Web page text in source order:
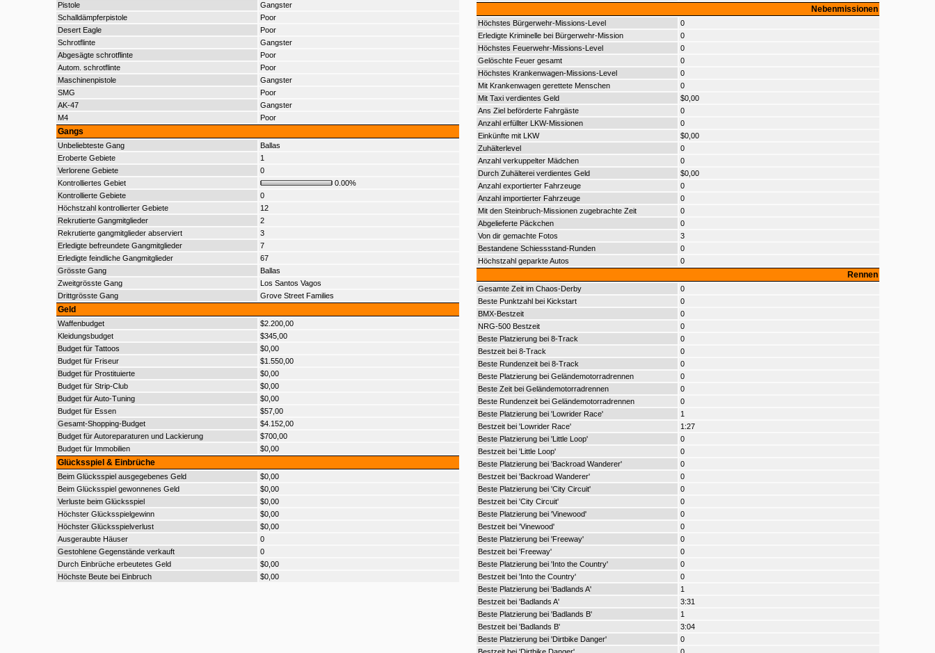
Pistole
Gangster
Schalldämpferpistole
Poor
Desert Eagle
Poor
Schrotflinte
Gangster
Abgesägte schrotflinte
Poor
Autom. schrotflinte
Poor
Maschinenpistole
Gangster
SMG
Poor
AK-47
Gangster
M4
Poor
Gangs
Unbeliebteste Gang
Ballas
Eroberte Gebiete
1
Verlorene Gebiete
0
Kontrolliertes Gebiet
0.00%
Kontrollierte Gebiete
0
Höchstzahl kontrollierter Gebiete
12
Rekrutierte Gangmitglieder
2
Rekrutierte gangmitglieder abserviert
3
Erledigte befreundete Gangmitglieder
7
Erledigte feindliche Gangmitglieder
67
Grösste Gang
Ballas
Zweitgrösste Gang
Los Santos Vagos
Drittgrösste Gang
Grove Street Families
Geld
Waffenbudget
$2.200,00
Kleidungsbudget
$345,00
Budget für Tattoos
$0,00
Budget für Friseur
$1.550,00
Budget für Prostituierte
$0,00
Budget für Strip-Club
$0,00
Budget für Auto-Tuning
$0,00
Budget für Essen
$57,00
Gesamt-Shopping-Budget
$4.152,00
Budget für Autoreparaturen und Lackierung
$700,00
Budget für Immobilien
$0,00
Glücksspiel & Einbrüche
Beim Glücksspiel ausgegebenes Geld
$0,00
Beim Glücksspiel gewonnenes Geld
$0,00
Verluste beim Glücksspiel
$0,00
Höchster Glücksspielgewinn
$0,00
Höchster Glücksspielverlust
$0,00
Ausgeraubte Häuser
0
Gestohlene Gegenstände verkauft
0
Durch Einbrüche erbeutetes Geld
$0,00
Höchste Beute bei Einbruch
$0,00
Nebenmissionen
Höchstes Bürgerwehr-Missions-Level
0
Erledigte Kriminelle bei Bürgerwehr-Mission
0
Höchstes Feuerwehr-Missions-Level
0
Gelöschte Feuer gesamt
0
Höchstes Krankenwagen-Missions-Level
0
Mit Krankenwagen gerettete Menschen
0
Mit Taxi verdientes Geld
$0,00
Ans Ziel beförderte Fahrgäste
0
Anzahl erfüllter LKW-Missionen
0
Einkünfte mit LKW
$0,00
Zuhälterlevel
0
Anzahl verkuppelter Mädchen
0
Durch Zuhälterei verdientes Geld
$0,00
Anzahl exportierter Fahrzeuge
0
Anzahl importierter Fahrzeuge
0
Mit den Steinbruch-Missionen zugebrachte Zeit
0
Abgelieferte Päckchen
0
Von dir gemachte Fotos
3
Bestandene Schiessstand-Runden
0
Höchstzahl geparkte Autos
0
Rennen
Gesamte Zeit im Chaos-Derby
0
Beste Punktzahl bei Kickstart
0
BMX-Bestzeit
0
NRG-500 Bestzeit
0
Beste Platzierung bei 8-Track
0
Bestzeit bei 8-Track
0
Beste Rundenzeit bei 8-Track
0
Beste Platzierung bei Geländemotorradrennen
0
Beste Zeit bei Geländemotorradrennen
0
Beste Rundenzeit bei Geländemotorradrennen
0
Beste Platzierung bei 'Lowrider Race'
1
Bestzeit bei 'Lowrider Race'
1:27
Beste Platzierung bei 'Little Loop'
0
Bestzeit bei 'Little Loop'
0
Beste Platzierung bei 'Backroad Wanderer'
0
Bestzeit bei 'Backroad Wanderer'
0
Beste Platzierung bei 'City Circuit'
0
Bestzeit bei 'City Circuit'
0
Beste Platzierung bei 'Vinewood'
0
Bestzeit bei 'Vinewood'
0
Beste Platzierung bei 'Freeway'
0
Bestzeit bei 'Freeway'
0
Beste Platzierung bei 'Into the Country'
0
Bestzeit bei 'Into the Country'
0
Beste Platzierung bei 'Badlands A'
1
Bestzeit bei 'Badlands A'
3:31
Beste Platzierung bei 'Badlands B'
1
Bestzeit bei 'Badlands B'
3:04
Beste Platzierung bei 'Dirtbike Danger'
0